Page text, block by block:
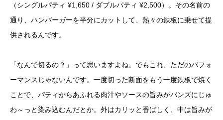
（シングルパティ ¥1,650 / ダブルパティ ¥2,500）。その名前の
通り、ハンバーガーを半分にカットして、熱々の鉄板に乗せて提
供されるんです。
「なんで切るの？」って思いますよね。でもこれ、ただのパフォ
ーマンスじゃないんです。一度切った断面をもう一度鉄板で焼く
ことで、パティからあふれる肉汁やソースの旨みがバンズにじゅ
わ～っと染み込むんだとか。外はカリッと香ばしく、中は旨みが